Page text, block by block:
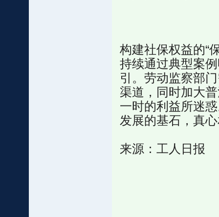
构建社保权益的“
持续通过典型案
引。劳动监察部
渠道，同时加大
一时的利益所迷
发展的基石，真
来源：工人日报